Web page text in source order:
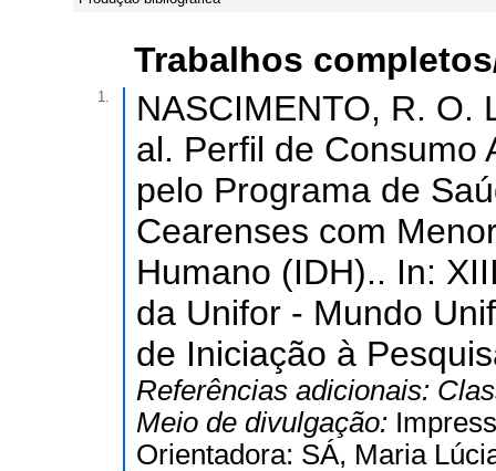
Trabalhos
1.
NASCIMENTO, R. O.
al. Perfil de Consumo
pelo Programa de
Cearenses com
Humano (IDH).. In:
da Unifor - Mundo
de Iniciação à
Referências adicionais:
Meio de divulgação:
Orientadora: SÁ, Maria